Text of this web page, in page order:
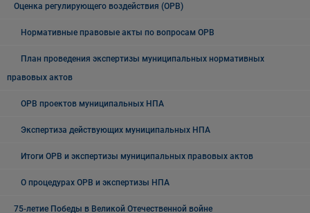
Оценка регулирующего воздействия (ОРВ)
Нормативные правовые акты по вопросам ОРВ
План проведения экспертизы муниципальных нормативных
правовых актов
ОРВ проектов муниципальных НПА
Экспертиза действующих муниципальных НПА
Итоги ОРВ и экспертизы муниципальных правовых актов
О процедурах ОРВ и экспертизы НПА
75-летие Победы в Великой Отечественной войне